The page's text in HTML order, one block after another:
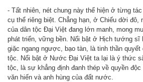
- Tất nhiên, nét chung này thể hiện ở từng
cụ thể riêng biệt. Chẳng hạn, ở Chiếu dời
của dân tộc Đại Việt đang lớn manh, mong
phát triển, vững bền. Nổi bật ở Hịch tướng sĩ
giặc ngang ngược, bạo tàn, là tinh thần quyết
tộc. Nổi bật ở Nước Đại Việt ta lại là ý thức
tộc, là sự khẳng định đanh thép về quyền
văn hiến và anh hùng của đất nước.